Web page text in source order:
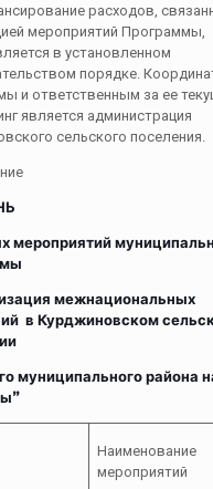
расходов,
мероприятий Программы,
в установленном
порядке.
и ответственным за ее
является администрация
сельского поселения.
мероприятий
межнациональных
в Курджиновском
муниципального района
Наименование
мероприятий